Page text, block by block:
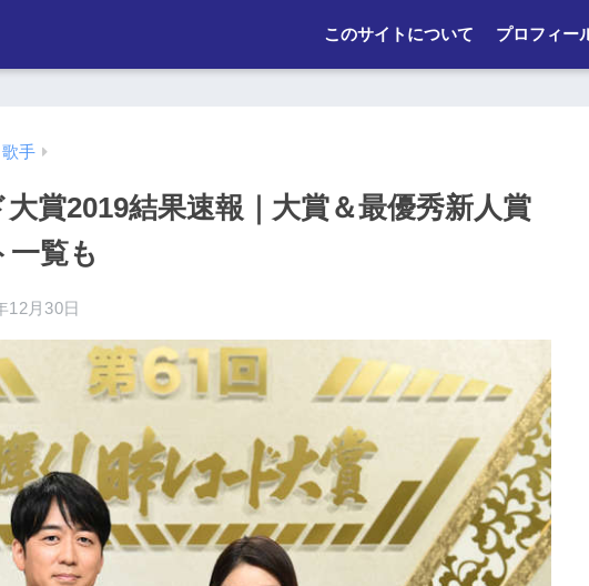
このサイトについて プロフィー
手
大賞2019結果速報｜大賞＆最優秀新人賞
一覧も
12月30日